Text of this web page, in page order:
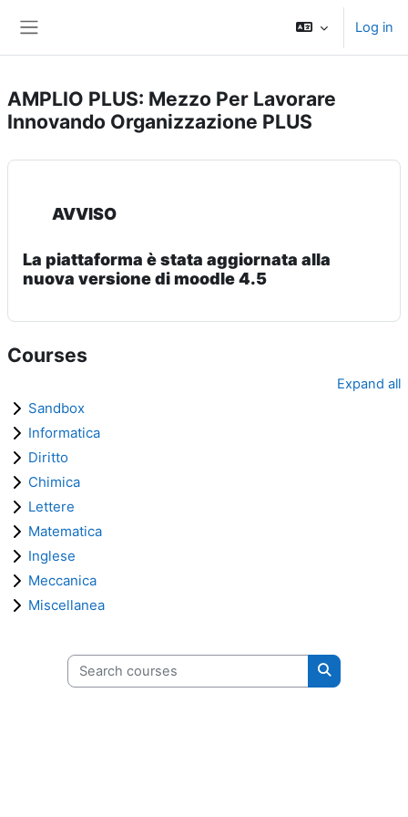
Log in
AMPLIO PLUS: Mezzo Per Lavorare
Innovando Organizzazione PLUS
AVVISO
La piattaforma è stata aggiornata alla
nuova versione di moodle 4.5
Courses
Expand all
Sandbox
Informatica
Diritto
Chimica
Lettere
Matematica
Inglese
Meccanica
Miscellanea
Search courses
Search